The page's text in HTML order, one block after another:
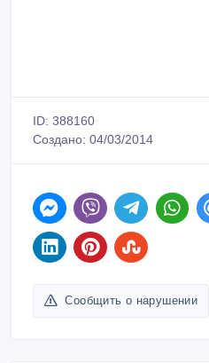
ID: 388160
Создано: 04/03/2014
Сообщить о нарушении